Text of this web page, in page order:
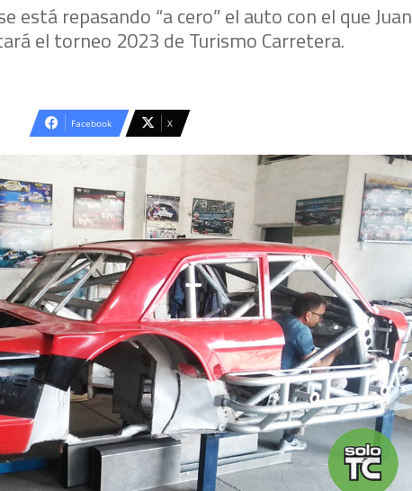
está repasando “a cero” el auto con el que Juan
el torneo 2023 de Turismo Carretera.
Facebook X